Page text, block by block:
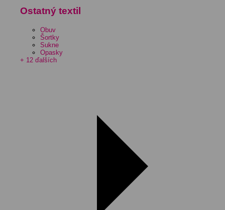
Ostatný textil
Obuv
Šortky
Sukne
Opasky
+ 12 ďalších